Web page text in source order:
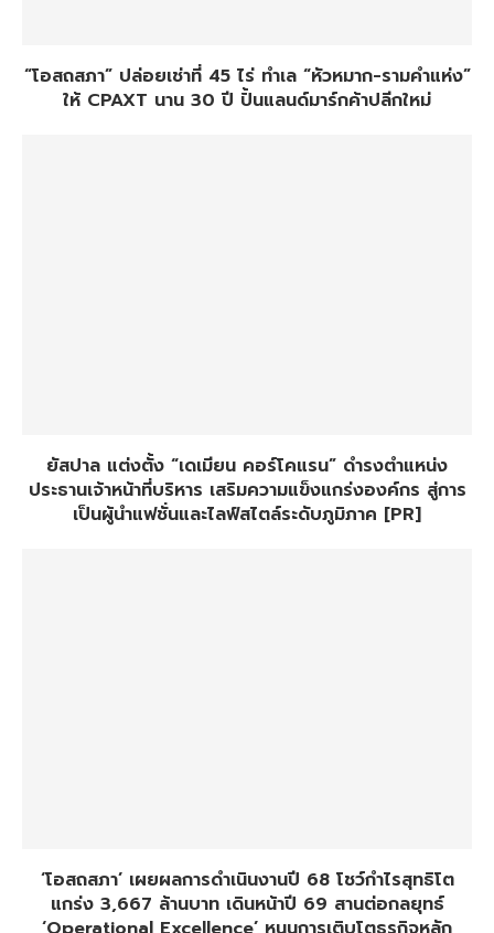
“โอสถสภา” ปล่อยเช่าที่ 45 ไร่ ทำเล “หัวหมาก-รามคำแห่ง”
ให้ CPAXT นาน 30 ปี ปั้นแลนด์มาร์กค้าปลีกใหม่
ยัสปาล แต่งตั้ง “เดเมียน คอร์โคแรน” ดำรงตำแหน่ง
ประธานเจ้าหน้าที่บริหาร เสริมความแข็งแกร่งองค์กร สู่การ
เป็นผู้นำแฟชั่นและไลฟ์สไตล์ระดับภูมิภาค [PR]
‘โอสถสภา’ เผยผลการดำเนินงานปี 68 โชว์กำไรสุทธิโต
แกร่ง 3,667 ล้านบาท เดินหน้าปี 69 สานต่อกลยุทธ์